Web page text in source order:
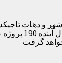
و دهات
در ناحیه دنغره در سه
گرفت